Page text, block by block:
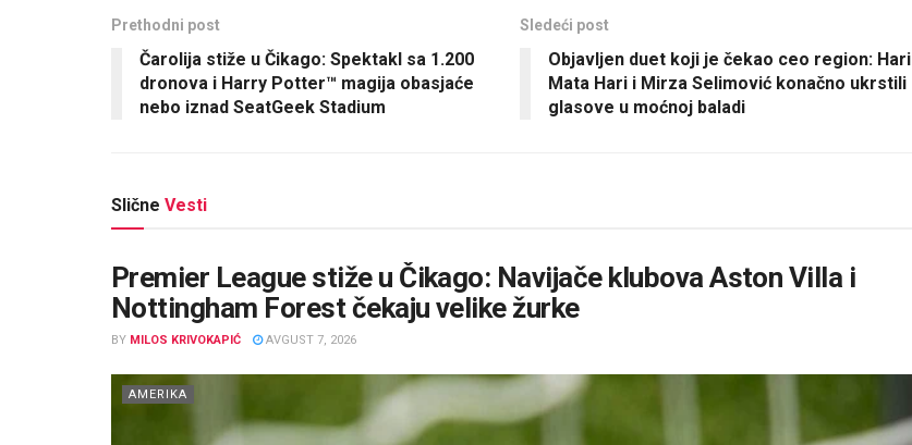
Prethodni post
Čarolija stiže u Čikago: Spektakl sa 1.200
dronova i Harry Potter™ magija obasjaće
nebo iznad SeatGeek Stadium
Sledeći post
Objavljen duet koji je čekao ceo region: Hari
Mata Hari i Mirza Selimović konačno ukrstili
glasove u moćnoj baladi
Slične Vesti
Premier League stiže u Čikago: Navijače klubova Aston Villa i
Nottingham Forest čekaju velike žurke
BY MILOS KRIVOKAPIĆ AVGUST 7, 2026
AMERIKA